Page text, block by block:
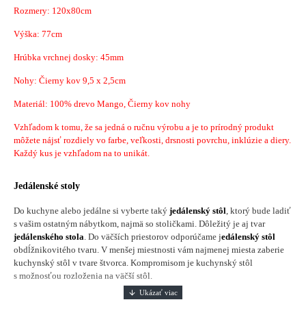
Rozmery: 120x80cm
Výška: 77cm
Hrúbka vrchnej dosky: 45mm
Nohy: Čierny kov 9,5 x 2,5cm
Materiál: 100% drevo Mango, Čierny kov nohy
Vzhľadom k tomu, že sa jedná o ručnu výrobu a je to prírodný produkt
môžete nájsť rozdiely vo farbe, veľkosti, drsnosti povrchu, inklúzie a diery.
Každý kus je vzhľadom na to unikát.
Jedálenské stoly
Do kuchyne alebo jedálne si vyberte taký jedálenský stôl, ktorý bude ladiť
s vašim ostatným nábytkom, najmä so stoličkami. Dôležitý je aj tvar
jedálenského stola. Do väčších priestorov odporúčame jedálenský stôl
obdĺžnikovitého tvaru. V menšej miestnosti vám najmenej miesta zaberie
kuchynský stôl v tvare štvorca. Kompromisom je kuchynský stôl
s možnosťou rozloženia na väčší stôl.